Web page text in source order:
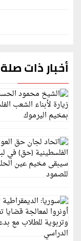
أخبار ذات صلة